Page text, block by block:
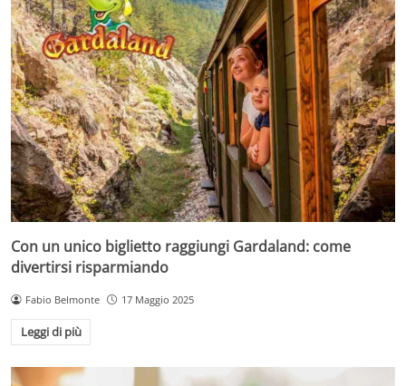
Con un unico biglietto raggiungi Gardaland: come
divertirsi risparmiando
Fabio Belmonte 17 Maggio 2025
Leggi di più